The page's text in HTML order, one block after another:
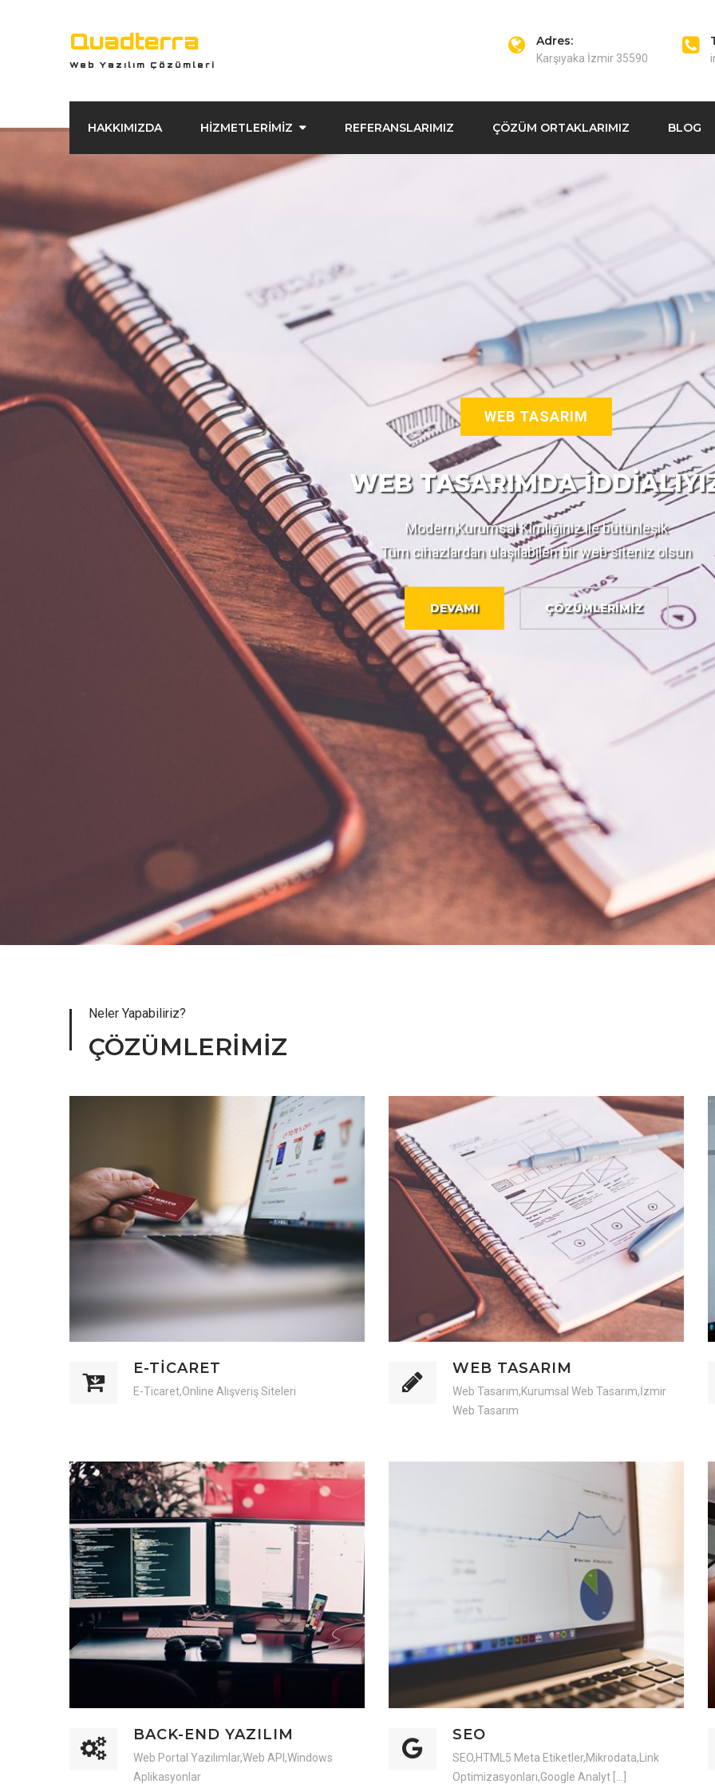
Quadterra
Web Yazılım Çözümleri
Adres:
Karşıyaka İzmir 35590
HAKKIMIZDA HİZMETLERİMİZ REFERANSLARIMIZ ÇÖZÜM ORTAKLARIMIZ BLOG
WEB TASARIM
WEB TASARIMDA
Modern,Kurumsal Kimliğiniz ile bütünleşik
Tüm cihazlardan ulaşılabilen bir web siteniz olsun
DEVAMI ÇÖZÜMLERİMİZ
Neler Yapabiliriz?
ÇÖZÜMLERİMİZ
E-TİCARET
E-Ticaret,Online Alışveriş Siteleri
WEB TASARIM
Web Tasarım,Kurumsal Web Tasarım,İzmir
Web Tasarım
BACK-END YAZILIM
Web Portal Yazılımlar,Web API,Windows
Aplikasyonlar
SEO
SEO,HTML5 Meta Etiketler,Mikrodata,Link
Optimizasyonları,Google Analyt [...]